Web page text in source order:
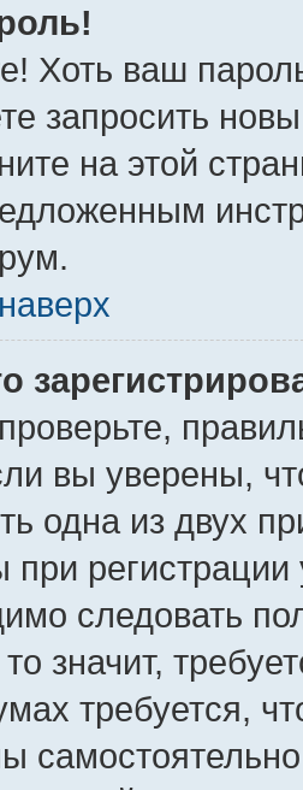
Хоть ваш
запросить
на этой
вы уверены,
одна из двух
при
следовать
значит,
требуется,